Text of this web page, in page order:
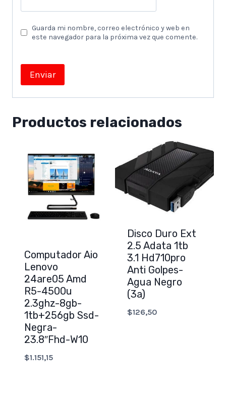
Guarda mi nombre, correo electrónico y web en
este navegador para la próxima vez que comente.
Productos relacionados
Computador Aio
Lenovo
24are05 Amd
R5-4500u
2.3ghz-8gb-
1tb+256gb Ssd-
Negra-
23.8″Fhd-W10
$1.151,15
Disco Duro Ext
2.5 Adata 1tb
3.1 Hd710pro
Anti Golpes-
Agua Negro
(3a)
$126,50